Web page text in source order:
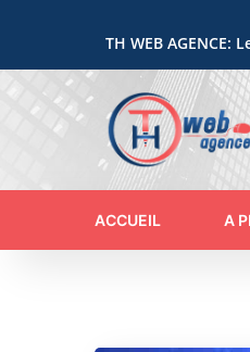
TH WEB
ACCUEIL A